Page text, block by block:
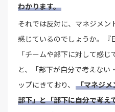
わかります。
それでは反対に、マネジメン
感じているのでしょうか。『
「チームや部下に対して感
と、「部下が自分で考えない
ップにきており、
「マネジメ
部下」と「部下に自分で考え